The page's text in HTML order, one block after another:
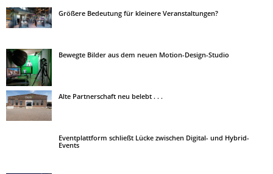
Größere Bedeutung für kleinere Veranstaltungen?
Bewegte Bilder aus dem neuen Motion-Design-Studio
Alte Partnerschaft neu belebt . . .
Eventplattform schließt Lücke zwischen Digital- und Hybrid-
Events